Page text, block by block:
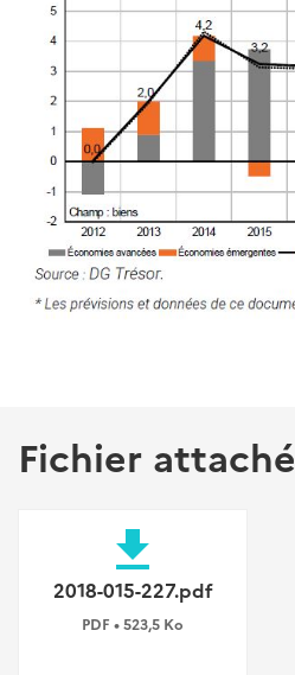
Fichier attaché
file_download
2018-015-227.pdf
PDF • 523,5 Ko